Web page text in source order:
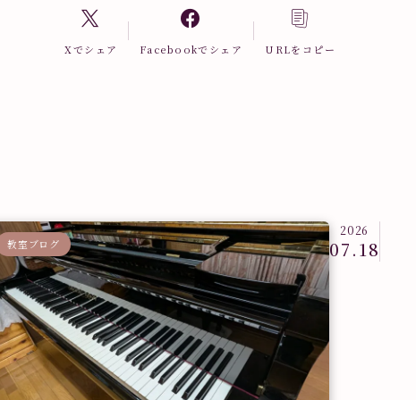
Xでシェア Facebookでシェア URLをコピー
教室ブログ 教室ブログ
2026
07.18